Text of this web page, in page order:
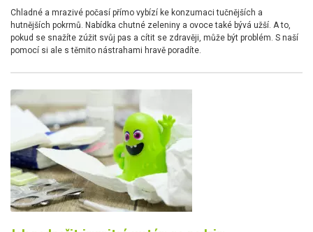
Chladné a mrazivé počasí přímo vybízí ke konzumaci tučnějších a
hutnějších pokrmů. Nabídka chutné zeleniny a ovoce také bývá užší. A to,
pokud se snažíte zúžit svůj pas a cítit se zdravěji, může být problém. S naší
pomocí si ale s těmito nástrahami hravě poradíte.